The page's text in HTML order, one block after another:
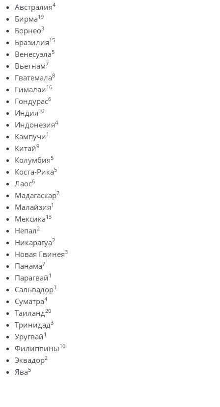
Австралия4
Бирма19
Борнео3
Бразилия15
Венесуэла5
Вьетнам7
Гватемала8
Гималаи16
Гондурас6
Индия10
Индонезия4
Кампучи1
Китай9
Колумбия5
Коста-Рика5
Лаос6
Мадагаскар2
Малайзия1
Мексика13
Непал2
Никарагуа2
Новая Гвинея3
Панама7
Парагвай1
Сальвадор1
Суматра4
Таиланд20
Тринидад3
Уругвай1
Филиппины10
Эквадор2
Ява5